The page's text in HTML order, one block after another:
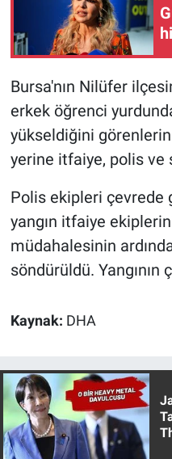
Bursa'nın Nilüfer
erkek öğrenci
yükseldiğini
yerine itfaiye, polis ve
Polis ekipleri çevrede
yangın itfaiye
müdahalesinin
söndürüldü. Yangının
Kaynak: DHA
Gündem Özel
Günün görüntüsü
Haber
İlan
Kimdir
Koronavirüs
Ne demişti
Nedir
Popüler
Programlar